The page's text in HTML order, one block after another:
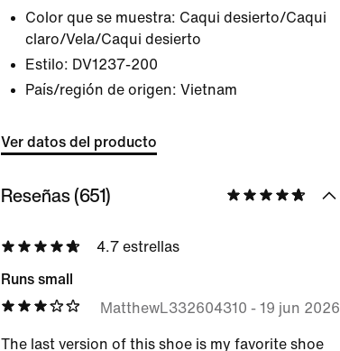
Color que se muestra: Caqui desierto/Caqui
claro/Vela/Caqui desierto
Estilo: DV1237-200
País/región de origen: Vietnam
Ver datos del producto
Reseñas (651)
4.7 estrellas
Runs small
MatthewL332604310 - 19 jun 2026
The last version of this shoe is my favorite shoe